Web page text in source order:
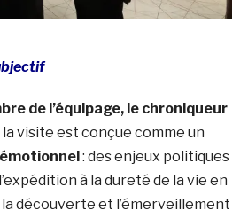
de l’équipage, le chroniqueur
la visite est conçue comme un
: des enjeux politiques
à la dureté de la vie en
découverte et l’émerveillement